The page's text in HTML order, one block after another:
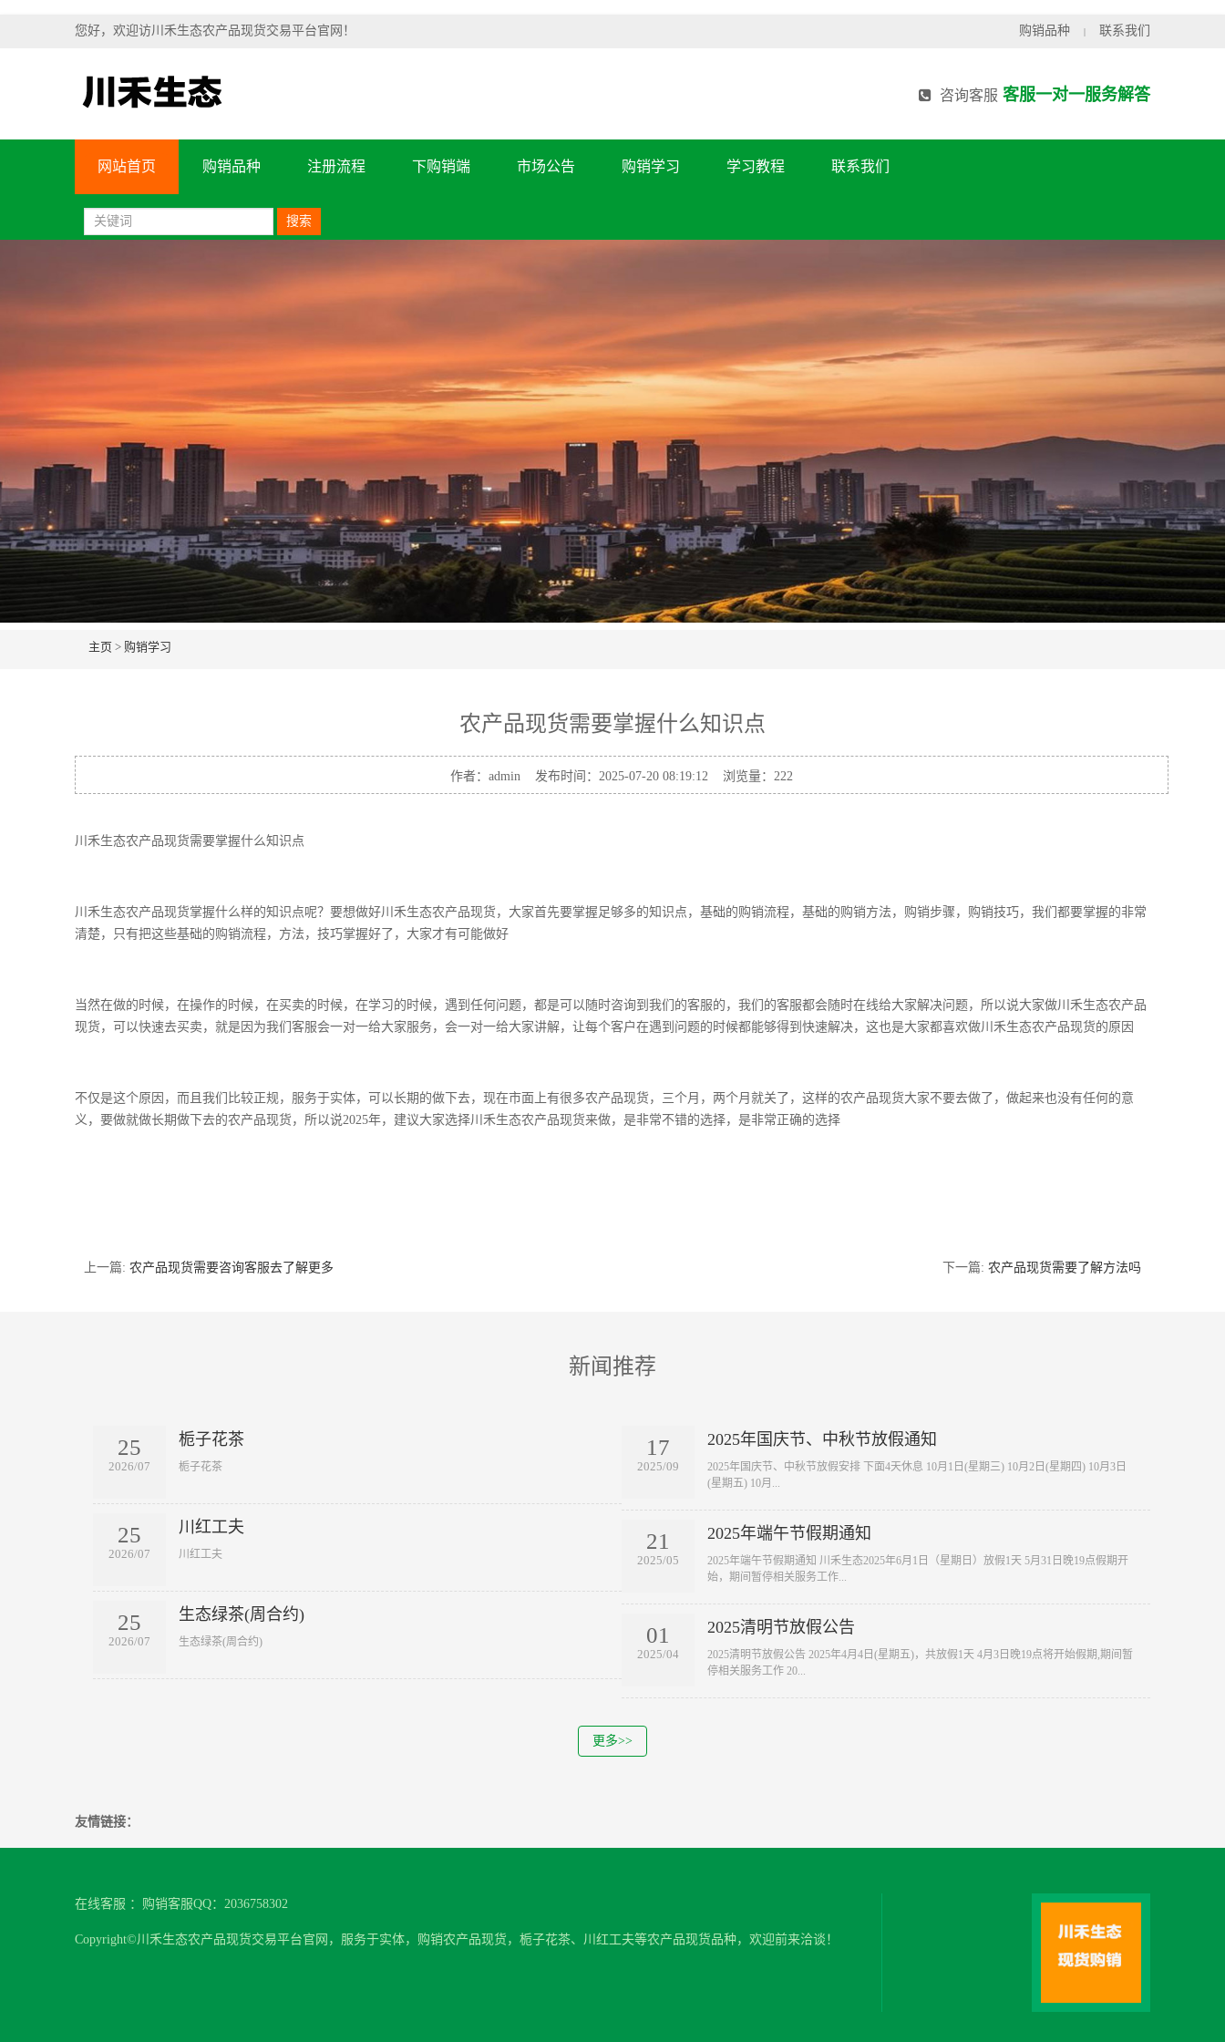
购销品种 | 联系我们
您好，欢迎访川禾生态农产品现货交易平台官网！
咨询客服 客服一对一服务解答
网站首页 购销品种 注册流程 下购销端 市场公告 购销学习 学习教程 联系我们
搜索
主页 > 购销学习
农产品现货需要掌握什么知识点
作者：admin 发布时间：2025-07-20 08:19:12 浏览量： 222
川禾生态农产品现货需要掌握什么知识点
川禾生态农产品现货掌握什么样的知识点呢？要想做好川禾生态农产品现货，大家首先要掌握足够多的知识点，基础的购销流程，基础的购销方法，购销步骤，购销技巧，我们都要掌握的非常
清楚，只有把这些基础的购销流程，方法，技巧掌握好了，大家才有可能做好
当然在做的时候，在操作的时候，在买卖的时候，在学习的时候，遇到任何问题，都是可以随时咨询到我们的客服的，我们的客服都会随时在线给大家解决问题，所以说大家做川禾生态农产品
现货，可以快速去买卖，就是因为我们客服会一对一给大家服务，会一对一给大家讲解，让每个客户在遇到问题的时候都能够得到快速解决，这也是大家都喜欢做川禾生态农产品现货的原因
不仅是这个原因，而且我们比较正规，服务于实体，可以长期的做下去，现在市面上有很多农产品现货，三个月，两个月就关了，这样的农产品现货大家不要去做了，做起来也没有任何的意
义，要做就做长期做下去的农产品现货，所以说2025年，建议大家选择川禾生态农产品现货来做，是非常不错的选择，是非常正确的选择
上一篇: 农产品现货需要咨询客服去了解更多 下一篇: 农产品现货需要了解方法吗
新闻推荐
25
2026/07
栀子花茶
​栀子花茶
25
2026/07
川红工夫
​川红工夫
25
2026/07
生态绿茶(周合约)
​生态绿茶(周合约)
17
2025/09
2025年国庆节、中秋节放假通知
2025年国庆节、中秋节放假安排 下面4天休息 10月1日(星期三) 10月2日(星期四) 10月3日
(星期五) 10月...
21
2025/05
2025年端午节假期通知
2025年端午节假期通知 川禾生态2025年6月1日（星期日）放假1天 5月31日晚19点假期开
始，期间暂停相关服务工作...
01
2025/04
2025清明节放假公告
2025清明节放假公告 2025年4月4日(星期五)，共放假1天 4月3日晚19点将开始假期,期间暂
停相关服务工作 20...
更多>>
友情链接：
在线客服 ：购销客服QQ：2036758302
Copyright©川禾生态农产品现货交易平台官网，服务于实体，购销农产品现货，栀子花茶、川红工夫等农产品现货品种，欢迎前来洽谈！